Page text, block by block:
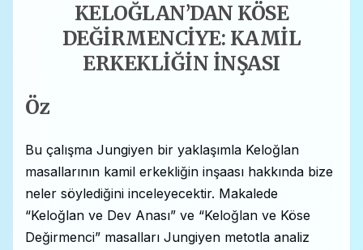
KELOĞLAN’DAN KÖSE
DEĞİRMENCİYE: KAMİL
ERKEKLİĞİN İNŞASI
Öz
Bu çalışma Jungiyen bir yaklaşımla Keloğlan
masallarının kamil erkekliğin inşaası hakkında bize
neler söylediğini inceleyecektir. Makalede
“Keloğlan ve Dev Anası” ve “Keloğlan ve Köse
Değirmenci” masalları Jungiyen metotla analiz